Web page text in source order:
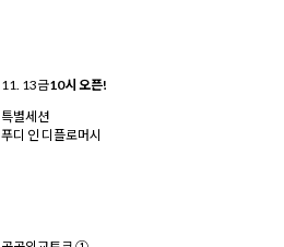
11. 13금10시 오픈!
특별세션
푸디 인 디플로머시